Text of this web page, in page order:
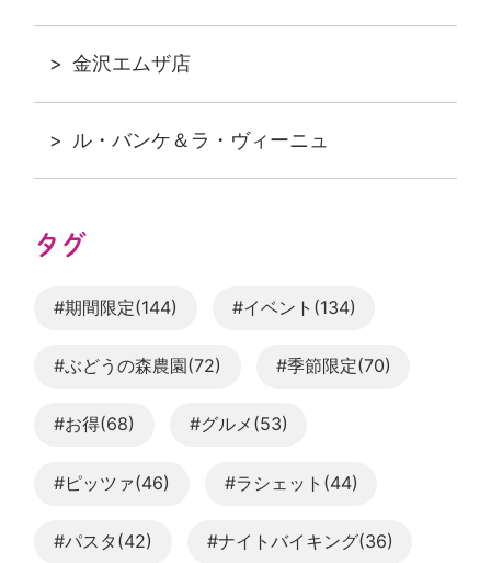
金沢エムザ店
ル・バンケ＆ラ・ヴィーニュ
タグ
#期間限定(144) #イベント(134)
#ぶどうの森農園(72) #季節限定(70)
#お得(68) #グルメ(53)
#ピッツァ(46) #ラシェット(44)
#パスタ(42) #ナイトバイキング(36)